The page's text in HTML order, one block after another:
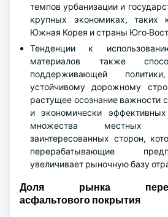
темпов урбанизации и
крупных экономиках, таких
Южная Корея и страны Юго-
Тенденции к
материалов также
поддерживающей
устойчивому дорожному
растущее осознание важности
и экономически
множества местных
заинтересованных сторон,
перерабатывающие
увеличивает рыночную базу
Доля рынка
асфальтового покрытия